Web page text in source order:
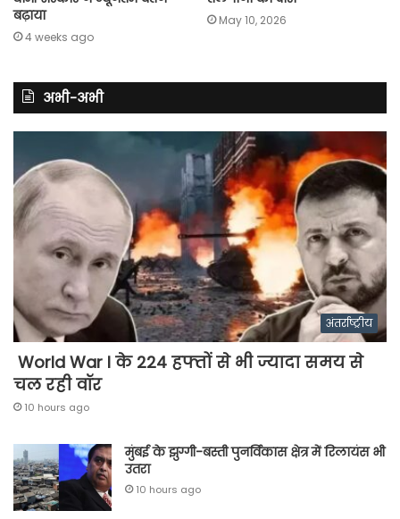
बढ़ाया
4 weeks ago
May 10, 2026
अभी-अभी
अंतर्राष्ट्रीय
World War I के 224 हफ्तों से भी ज्यादा समय से
चल रही वॉर
10 hours ago
मुंबई के झुग्गी-बस्ती पुनर्विकास क्षेत्र में रिलायंस भी
उतरा
10 hours ago